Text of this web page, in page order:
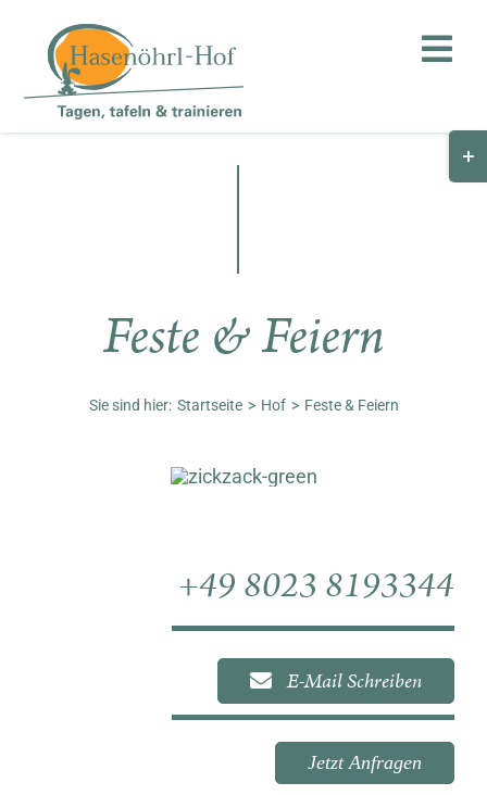
springen
Unternehmen
Feste & Feiern
Sie sind hier: Startseite Hof Feste & Feiern
+49 8023 8193344
E-Mail Schreiben
Jetzt Anfragen